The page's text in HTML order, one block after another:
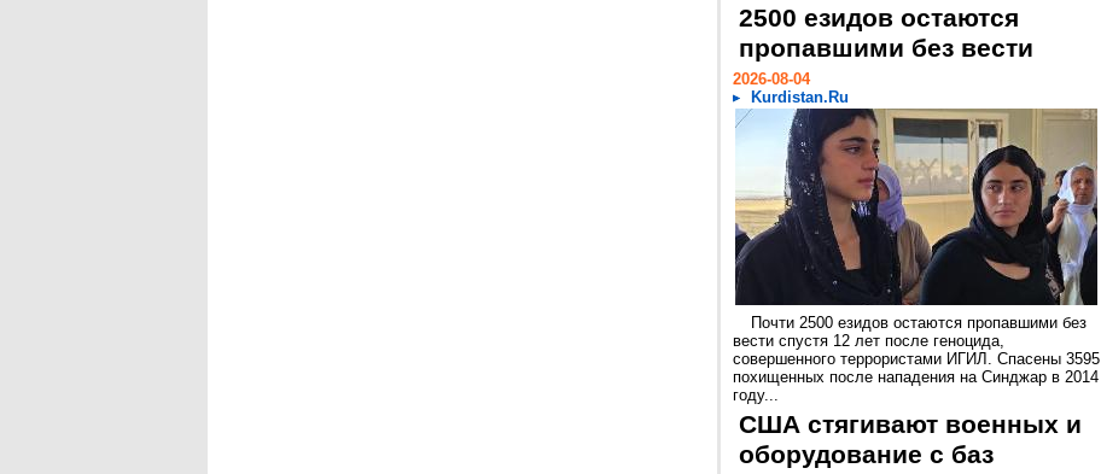
2500 езидов остаются
пропавшими без вести
2026-08-04
Kurdistan.Ru
Почти 2500 езидов остаются пропавшими без
вести спустя 12 лет после геноцида,
совершенного террористами ИГИЛ. Спасены 3595
похищенных после нападения на Синджар в 2014
году...
США стягивают военных и
оборудование с баз